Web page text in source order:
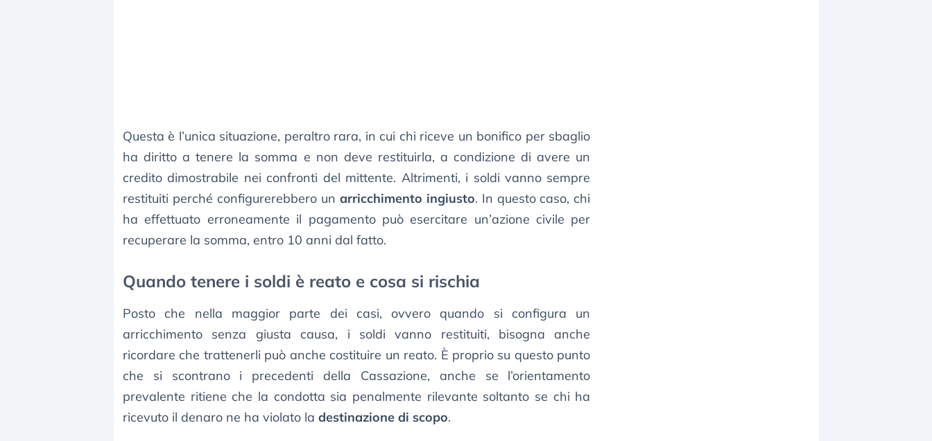
Questa è l’unica situazione, peraltro rara, in cui chi riceve un bonifico per sbaglio
ha diritto a tenere la somma e non deve restituirla, a condizione di avere un
credito dimostrabile nei confronti del mittente. Altrimenti, i soldi vanno sempre
restituiti perché configurerebbero un arricchimento ingiusto. In questo caso, chi
ha effettuato erroneamente il pagamento può esercitare un’azione civile per
recuperare la somma, entro 10 anni dal fatto.
Quando tenere i soldi è reato e cosa si rischia
Posto che nella maggior parte dei casi, ovvero quando si configura un
arricchimento senza giusta causa, i soldi vanno restituiti, bisogna anche
ricordare che trattenerli può anche costituire un reato. È proprio su questo punto
che si scontrano i precedenti della Cassazione, anche se l’orientamento
prevalente ritiene che la condotta sia penalmente rilevante soltanto se chi ha
ricevuto il denaro ne ha violato la destinazione di scopo.